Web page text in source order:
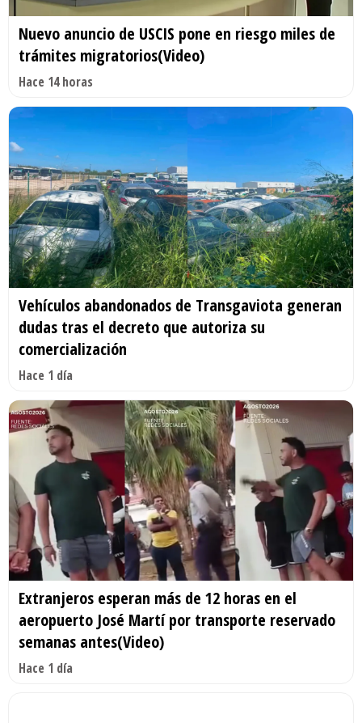
Nuevo anuncio de USCIS pone en riesgo miles de
trámites migratorios(Video)
Hace 14 horas
Vehículos abandonados de Transgaviota generan
dudas tras el decreto que autoriza su
comercialización
Hace 1 día
Extranjeros esperan más de 12 horas en el
aeropuerto José Martí por transporte reservado
semanas antes(Video)
Hace 1 día